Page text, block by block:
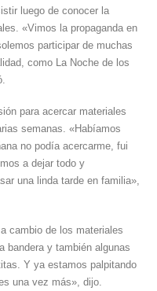
luego de conocer la
«Vimos la propaganda en
participar de muchas
como La Noche de los
para acercar materiales
semanas. «Habíamos
no podía acercarme, fui
a dejar todo y
una linda tarde en familia»,
cambio de los materiales
bandera y también algunas
Y ya estamos palpitando
una vez más», dijo.